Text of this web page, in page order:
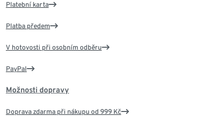
Platební karta
Platba předem
V hotovosti při osobním odběru
PayPal
Možnosti dopravy
Doprava zdarma při nákupu od 999 Kč